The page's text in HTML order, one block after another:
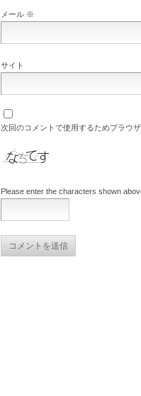
メール ※
サイト
次回のコメントで使用するためブラウ
Please enter the characters shown